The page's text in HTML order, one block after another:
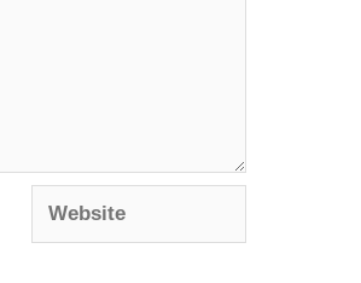
Website